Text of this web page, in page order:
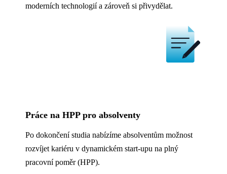
moderních technologií a zároveň si přivydělat.
Práce na HPP pro absolventy
Po dokončení studia nabízíme absolventům možnost
rozvíjet kariéru v dynamickém start-upu na plný
pracovní poměr (HPP).